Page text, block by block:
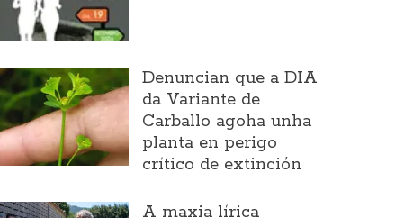
Denuncian que a DIA
da Variante de
Carballo agoha unha
planta en perigo
crítico de extinción
A maxia lírica